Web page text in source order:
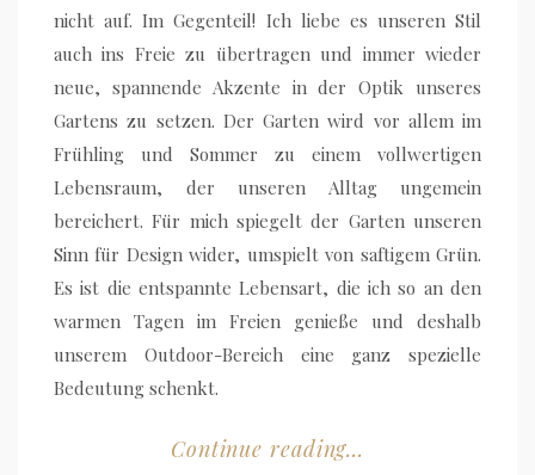
nicht auf. Im Gegenteil! Ich liebe es unseren Stil
auch ins Freie zu übertragen und immer wieder
neue, spannende Akzente in der Optik unseres
Gartens zu setzen. Der Garten wird vor allem im
Frühling und Sommer zu einem vollwertigen
Lebensraum, der unseren Alltag ungemein
bereichert. Für mich spiegelt der Garten unseren
Sinn für Design wider, umspielt von saftigem Grün.
Es ist die entspannte Lebensart, die ich so an den
warmen Tagen im Freien genieße und deshalb
unserem Outdoor-Bereich eine ganz spezielle
Bedeutung schenkt.
Continue reading...